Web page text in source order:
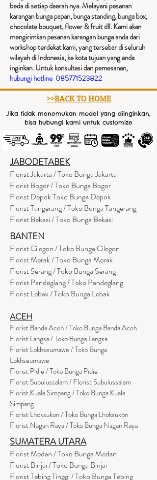
beda di setiap daerah nya. Melayani pesanan
karangan bunga papan, bunga standing, bunga box,
chocolate bouquet, flower & fruit dll. Kami akan
mengirimkan pesanan karangan bunga anda dari
workshop terdekat kami, yang tersebar di seluruh
wilayah di Indonesia, ke kota tujuan yang anda
inginkan. Untuk konsultasi dan pemesanan,
hubungi hotline 085771523822
>>BACK TO HOME
Jika tidak menemukan model yang diinginkan,
bisa hubungi kami untuk customize
JABODETABEK
Florist Jakarta / Toko Bunga Jakarta
Florist Bogor / Toko Bunga Bogor
Florist Depok Toko Bunga Depok
Florist Tangerang / Toko Bunga Tangerang
Florist Bekasi / Toko Bunga Bekasi
BANTEN
Florist Cilegon / Toko Bunga Cilegon
Florist Merak / Toko Bunga Merak
Florist Serang / Toko Bunga Serang
Florist Pandeglang / Toko Pandeglang
Florist Lebak / Toko Bunga Lebak
ACEH
Florist Banda Aceh / Toko Bunga Banda Aceh
Florist Langsa / Toko Bunga Langsa
Florist Lokhseumawe / Toko Bunga
Lokhseumawe
Florist Pidie / Toko Bunga Pidie
Florist Subulussalam / Florist Subulussalam
Florist Kuala Simpang / Toko Bunga Kuala
Simpang
Florist Lhoksukon / Toko Bunga Lhoksukon
Florist Nagan Raya / Toko Bunga Nagan Raya
SUMATERA UTARA
Florist Medan / Toko Bunga Medan
Florist Binjai / Toko Bunga Binjai
Florist Tebing Tinggi / Toko Bunga Tebing